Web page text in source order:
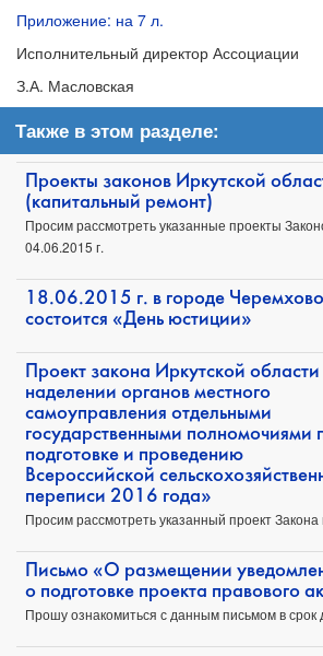
Приложение: на 7 л.
Исполнительный директор Ассоциации
З.А. Масловская
Также в этом разделе:
Проекты законов Иркутской
(капитальный ремонт)
Просим рассмотреть указанные проекты
04.06.2015 г.
18.06.2015 г. в городе Черемхово
состоится «День юстиции»
Проект закона Иркутской
наделении органов местного
самоуправления отдельными
государственными полномочиями
подготовке и проведению
Всероссийской
переписи 2016 года»
Просим рассмотреть указанный проект Закона
Письмо «О размещении
о подготовке проекта правового
Прошу ознакомиться с данным письмом в срок